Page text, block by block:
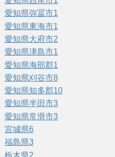
愛知県弥冨市1
愛知県東海市1
愛知県大府市2
愛知県津島市1
愛知県海部郡1
愛知県刈谷市8
愛知県知多郡10
愛知県半田市3
愛知県常滑市3
宮城県6
福島県3
栃木県2